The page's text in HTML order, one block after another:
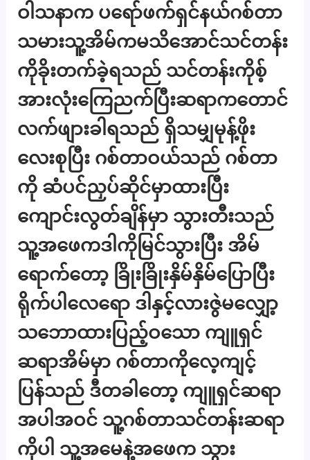
ဝါသနာက ပရော်ဖက်ရှင်နယ်ဂစ်တာ
သမားသူ့အိမ်ကမသိအောင်သင်တန်း
ကိုခိုးတက်ခဲ့ရသည် သင်တန်းကိုစ့်
အားလုံးကြေညက်ပြီးဆရာကတောင်
လက်ဖျားခါရသည် ရှိသမျှမုန့်ဖိုး
လေးစုပြီး ဂစ်တာဝယ်သည် ဂစ်တာ
ကို ဆံပင်ညှပ်ဆိုင်မှာထားပြီး
ကျောင်းလွတ်ချိန်မှာ သွားတီးသည်
သူ့အဖေကဒါကိုမြင်သွားပြီး အိမ်
ရောက်တော့ ခြိုးခြိုးနှိမ်နှိမ်ပြောပြီး
ရိုက်ပါလေရော ဒါနှင့်လားဇွဲမလျှော့
သဘောထားပြည့်ဝသော ကျူရှင်
ဆရာအိမ်မှာ ဂစ်တာကိုလေ့ကျင့်
ပြန်သည် ဒီတခါတော့ ကျူရှင်ဆရာ
အပါအဝင် သူ့ဂစ်တာသင်တန်းဆရာ
ကိုပါ သူ့အမေနဲ့အဖေက သွား